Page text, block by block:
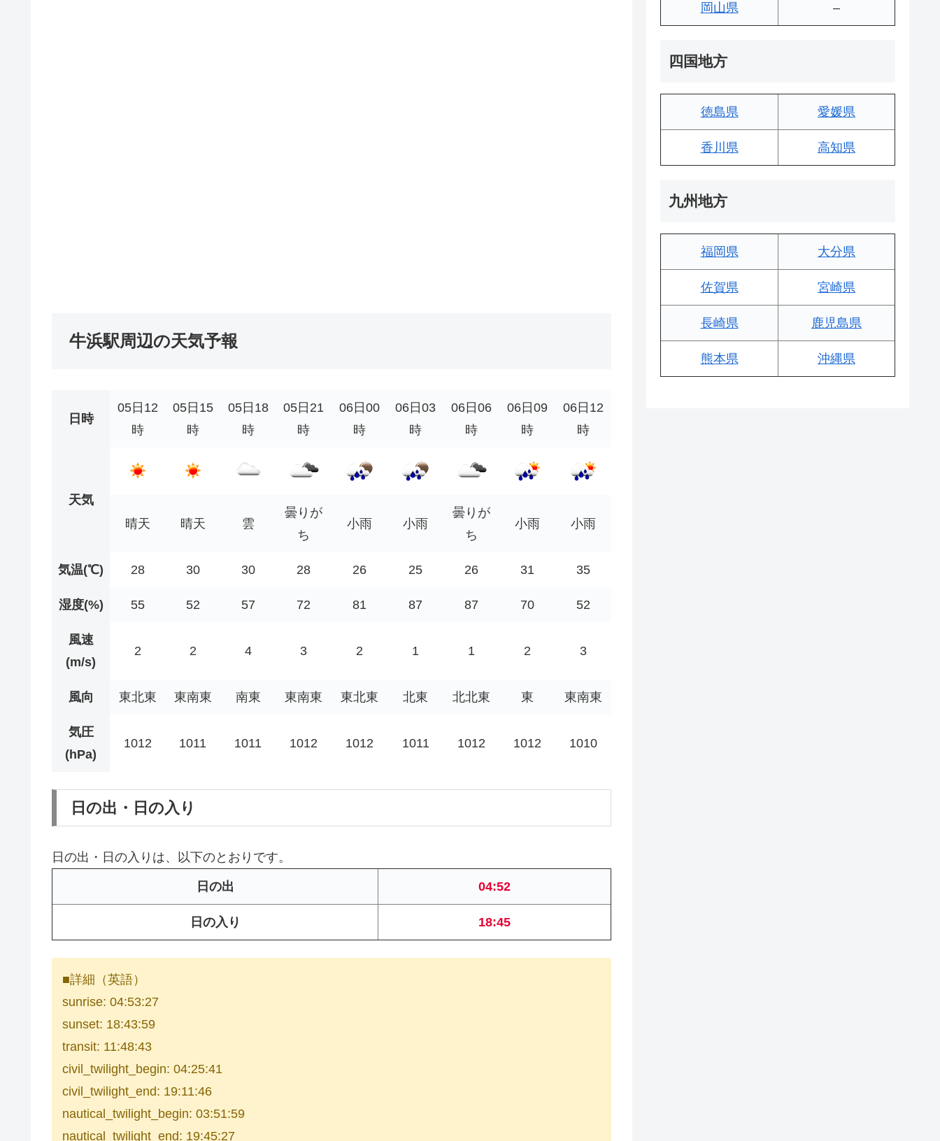
牛浜駅周辺の天気予報
日時
05日12
時
05日15
時
05日18
時
05日21
時
06日00
時
06日03
時
06日06
時
06日09
時
06日12
時
天気
晴天
晴天 雲
曇りが
ち
小雨 小雨
曇りが
ち
小雨 小雨
気温(℃) 28 30 30 28 26 25 26 31 35
湿度(%) 55 52 57 72 81 87 87 70 52
風速
(m/s)
2 2 4 3 2 1 1 2 3
風向 東北東 東南東 南東 東南東 東北東 北東 北北東 東 東南東
気圧
(hPa)
1012 1011 1011 1012 1012 1011 1012 1012 1010
日の出・日の入り
日の出・日の入りは、以下のとおりです。
日の出 04:52
日の入り 18:45
■詳細（英語）
sunrise: 04:53:27
sunset: 18:43:59
transit: 11:48:43
civil_twilight_begin: 04:25:41
civil_twilight_end: 19:11:46
nautical_twilight_begin: 03:51:59
nautical_twilight_end: 19:45:27
岡山県 –
四国地方
徳島県 愛媛県
香川県 高知県
九州地方
福岡県 大分県
佐賀県 宮崎県
長崎県 鹿児島県
熊本県 沖縄県